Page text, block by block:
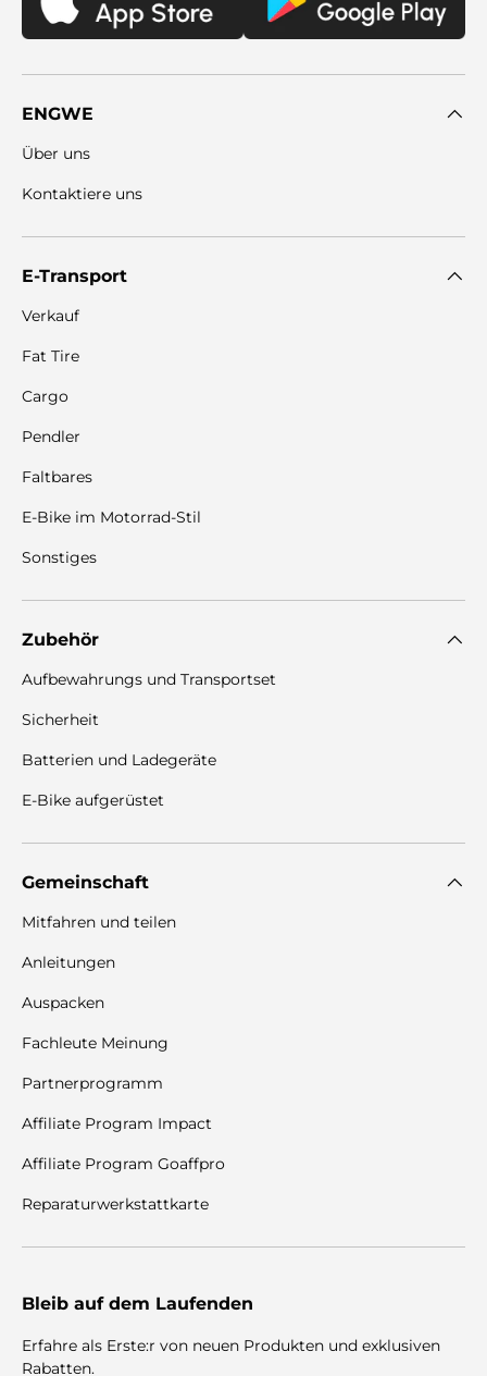
ENGWE
Über uns
Kontaktiere uns
E-Transport
Verkauf
Fat Tire
Cargo
Pendler
Faltbares
E-Bike im Motorrad-Stil
Sonstiges
Zubehör
Aufbewahrungs und Transportset
Sicherheit
Batterien und Ladegeräte
E-Bike aufgerüstet
Gemeinschaft
Mitfahren und teilen
Anleitungen
Auspacken
Fachleute Meinung
Partnerprogramm
Affiliate Program Impact
Affiliate Program Goaffpro
Reparaturwerkstattkarte
Bleib auf dem Laufenden
Erfahre als Erste:r von neuen Produkten und exklusiven
Rabatten.